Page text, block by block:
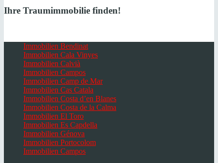
Ihre Traumimmobilie finden!
Immobilien Bendinat
Immobilien Cala Vinyes
Immobilien Calvià
Immobilien Campos
Immobilien Camp de Mar
Immobilien Cas Catala
Immobilien Costa d’en Blanes
Immobilien Costa de la Calma
Immobilien El Toro
Immobilien Es Capdella
Immobilien Génova
Immobilien Portocolom
Immobilien Campos